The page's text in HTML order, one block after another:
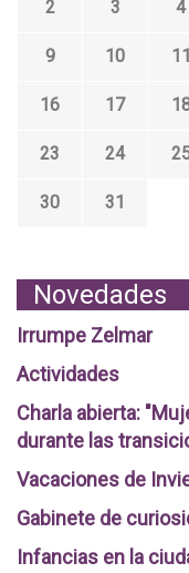
2 3 4
9 10 11
16 17
23 24
30
31
Novedades
Irrumpe Zelmar
Actividades
Charla abierta:
durante las
Vacaciones de
Gabinete de
Infancias en la